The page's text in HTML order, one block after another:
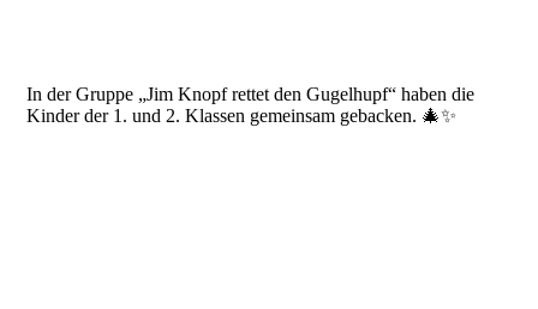
In der Gruppe „Jim Knopf rettet den Gugelhupf“ haben die
Kinder der 1. und 2. Klassen gemeinsam gebacken. 🎄✨